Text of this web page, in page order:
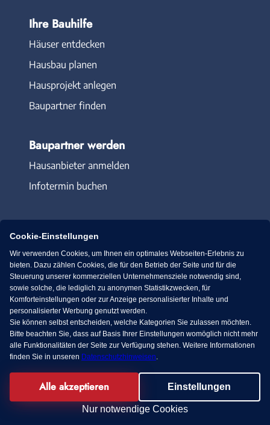
Ihre Bauhilfe
Häuser entdecken
Hausbau planen
Hausprojekt anlegen
Baupartner finden
Baupartner werden
Hausanbieter anmelden
Infotermin buchen
Immowelt.de Bauen.de
Massivhaus.de Bungalow.de
Fertighaus.de
© 2013-2026 MS media systems GmbH
Facebook
Cookie-Einstellungen
Wir verwenden Cookies, um Ihnen ein optimales Webseiten-Erlebnis zu
bieten. Dazu zählen Cookies, die für den Betrieb der Seite und für die
Steuerung unserer kommerziellen Unternehmensziele notwendig sind,
sowie solche, die lediglich zu anonymen Statistikzwecken, für
Komforteinstellungen oder zur Anzeige personalisierter Inhalte und
personalisierter Werbung genutzt werden.
Sie können selbst entscheiden, welche Kategorien Sie zulassen möchten.
Bitte beachten Sie, dass auf Basis Ihrer Einstellungen womöglich nicht mehr
alle Funktionalitäten der Seite zur Verfügung stehen. Weitere Informationen
finden Sie in unseren Datenschutzhinweisen.
Alle akzeptieren Einstellungen
Nur notwendige Cookies